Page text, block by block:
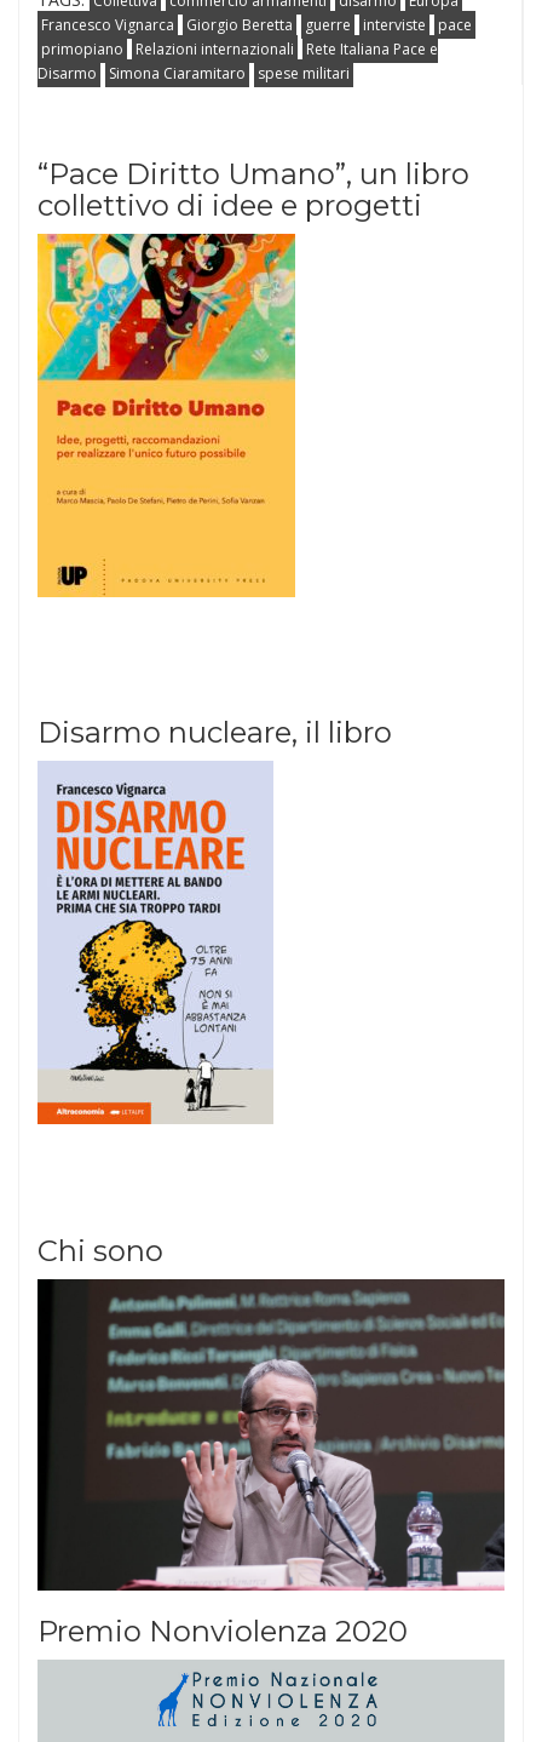
Francesco Vignarca
Giorgio Beretta guerre interviste
pace
primopiano
Relazioni internazionali
Rete Italiana Pace e
Disarmo
Simona Ciaramitaro spese militari
“Pace Diritto Umano”, un libro
collettivo di idee e progetti
Disarmo nucleare, il libro
Chi sono
Premio Nonviolenza 2020